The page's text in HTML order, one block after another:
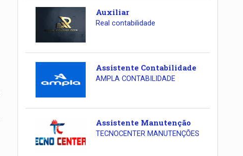
Auxiliar
Real contabilidade
Assistente Contabilidade
AMPLA CONTABILIDADE
Assistente Manutenção
TECNOCENTER MANUTENÇÕES